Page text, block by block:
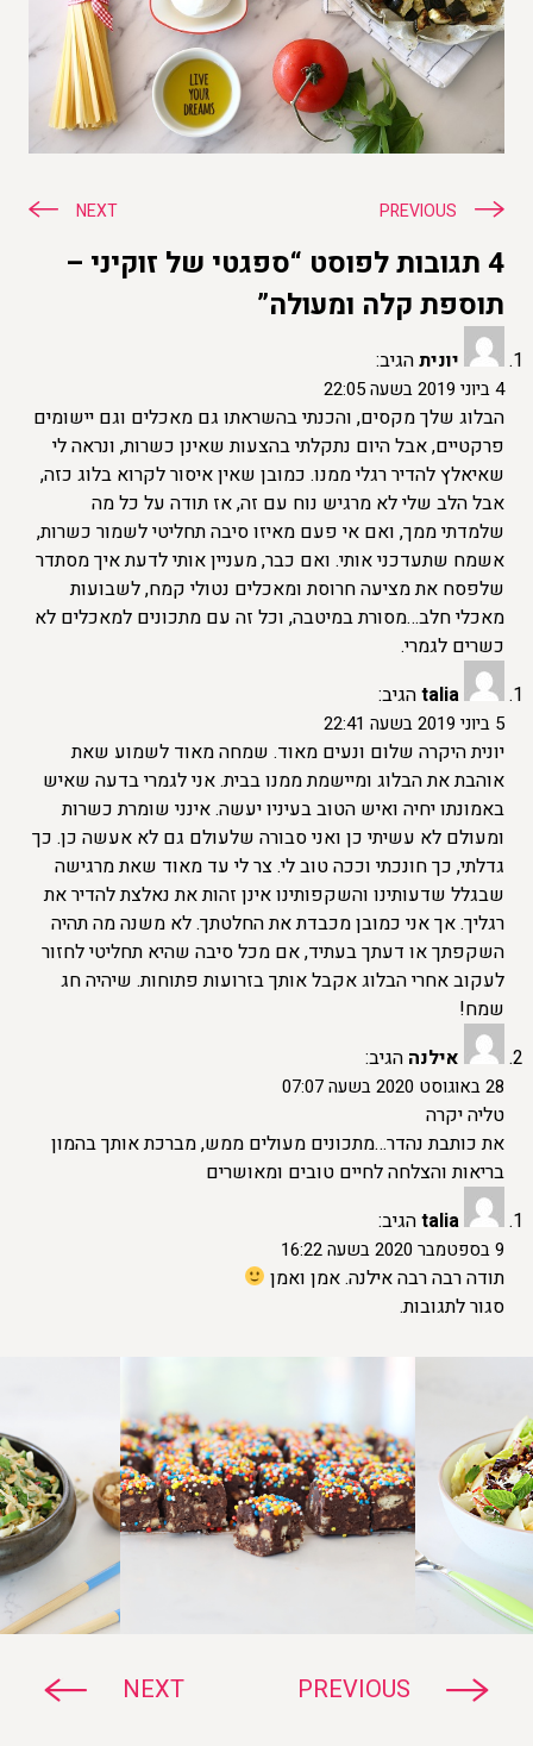
ניווטPREVIOUS
NEXT
4 תגובות לפוסט “ספגטי של זוקיני –
תוספת קלה ומעולה”
יוניתהגיב:
4 ביוני 2019 בשעה 22:05
הבלוג שלך מקסים, והכנתי בהשראתו גם מאכלים וגם יישומים
פרקטיים, אבל היום נתקלתי בהצעות שאינן כשרות, ונראה לי
שאיאלץ להדיר רגלי ממנו. כמובן שאין איסור לקרוא בלוג כזה,
אבל הלב שלי לא מרגיש נוח עם זה, אז תודה על כל מה
שלמדתי ממך, ואם אי פעם מאיזו סיבה תחליטי לשמור כשרות,
אשמח שתעדכני אותי. ואם כבר, מעניין אותי לדעת איך מסתדר
שלפסח את מציעה חרוסת ומאכלים נטולי קמח, לשבועות
מאכלי חלב…מסורת במיטבה, וכל זה עם מתכונים למאכלים לא
כשרים לגמרי.
taliaהגיב:
5 ביוני 2019 בשעה 22:41
יונית היקרה שלום ונעים מאוד. שמחה מאוד לשמוע שאת
אוהבת את הבלוג ומיישמת ממנו בבית. אני לגמרי בדעה שאיש
באמונתו יחיה ואיש הטוב בעיניו יעשה. אינני שומרת כשרות
ומעולם לא עשיתי כן ואני סבורה שלעולם גם לא אעשה כן. כך
גדלתי, כך חונכתי וככה טוב לי. צר לי עד מאוד שאת מרגישה
שבגלל שדעותינו והשקפותינו אינן זהות את נאלצת להדיר את
רגליך. אך אני כמובן מכבדת את החלטתך. לא משנה מה תהיה
השקפתך או דעתך בעתיד, אם מכל סיבה שהיא תחליטי לחזור
לעקוב אחרי הבלוג אקבל אותך בזרועות פתוחות. שיהיה חג
שמח!
אילנה הגיב:
28 באוגוסט 2020 בשעה 07:07
טליה יקרה
את כותבת נהדר…מתכונים מעולים ממש, מברכת אותך בהמון
בריאות והצלחה לחיים טובים ומאושרים
taliaהגיב:
9 בספטמבר 2020 בשעה 16:22
תודה רבה רבה אילנה. אמן ואמן
סגור לתגובות.
PREVIOUS
NEXT